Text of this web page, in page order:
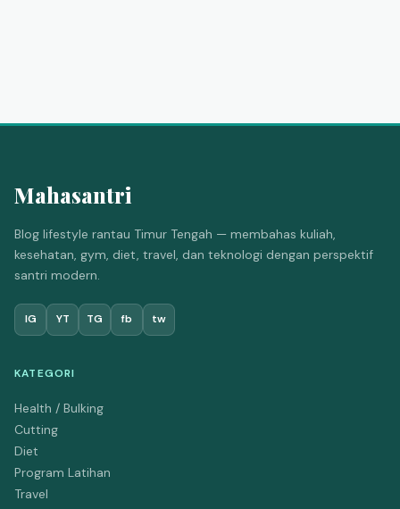
Mahasantri
Blog lifestyle rantau Timur Tengah — membahas kuliah,
kesehatan, gym, diet, travel, dan teknologi dengan perspektif
santri modern.
IG YT TG fb tw
KATEGORI
Health / Bulking
Cutting
Diet
Program Latihan
Travel